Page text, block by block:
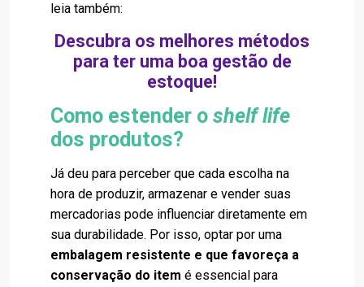
leia também:
Descubra os melhores métodos
para ter uma boa gestão de
estoque!
Como estender o shelf life
dos produtos?
Já deu para perceber que cada escolha na
hora de produzir, armazenar e vender suas
mercadorias pode influenciar diretamente em
sua durabilidade. Por isso, optar por uma
embalagem resistente e que favoreça a
conservação do item é essencial para